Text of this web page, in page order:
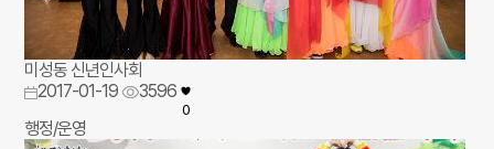
미성동 신년인사회
2017-01-19
3596
0
행정/운영